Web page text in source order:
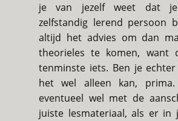
je van jezelf weet dat
zelfstandig lerend persoon
altijd het advies om dan
theorieles te komen, want
tenminste iets. Ben je
het wel alleen kan,
eventueel wel met de
juiste lesmateriaal, als er in